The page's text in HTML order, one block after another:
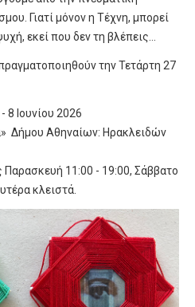
Γιατί μόνον η Τέχνη, μπορεί
εκεί που δεν τη βλέπεις…
την Τετάρτη 27
8 Ιουνίου 2026
Δήμου Αθηναίων: Ηρακλειδών
Παρασκευή 11:00 - 19:00, Σάββατο
κλειστά.